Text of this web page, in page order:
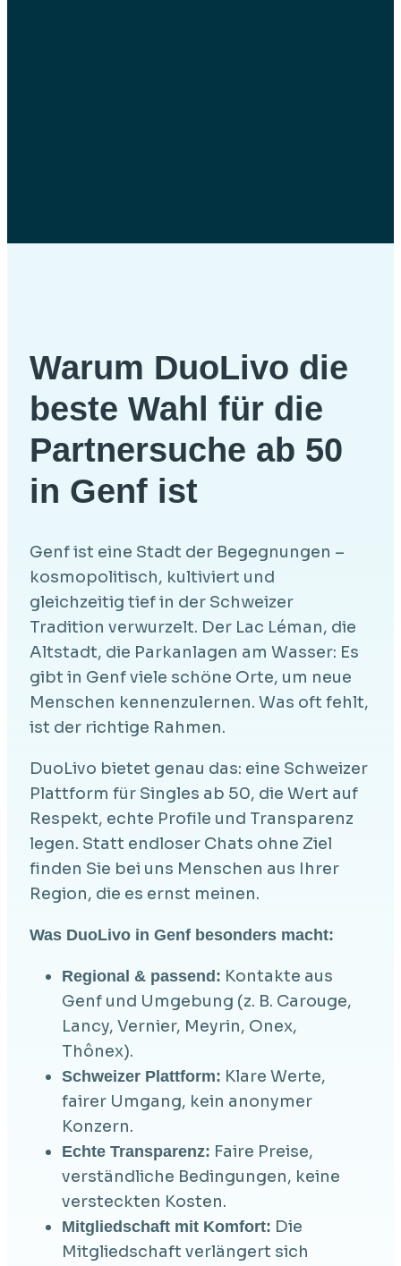
Warum DuoLivo die
beste Wahl für die
Partnersuche ab 50
in Genf ist
Genf ist eine Stadt der Begegnungen –
kosmopolitisch, kultiviert und
gleichzeitig tief in der Schweizer
Tradition verwurzelt. Der Lac Léman, die
Altstadt, die Parkanlagen am Wasser: Es
gibt in Genf viele schöne Orte, um neue
Menschen kennenzulernen. Was oft fehlt,
ist der richtige Rahmen.
DuoLivo bietet genau das: eine Schweizer
Plattform für Singles ab 50, die Wert auf
Respekt, echte Profile und Transparenz
legen. Statt endloser Chats ohne Ziel
finden Sie bei uns Menschen aus Ihrer
Region, die es ernst meinen.
Was DuoLivo in Genf besonders macht:
Regional & passend: Kontakte aus
Genf und Umgebung (z. B. Carouge,
Lancy, Vernier, Meyrin, Onex,
Thônex).
Schweizer Plattform: Klare Werte,
fairer Umgang, kein anonymer
Konzern.
Echte Transparenz: Faire Preise,
verständliche Bedingungen, keine
versteckten Kosten.
Mitgliedschaft mit Komfort: Die
Mitgliedschaft verlängert sich